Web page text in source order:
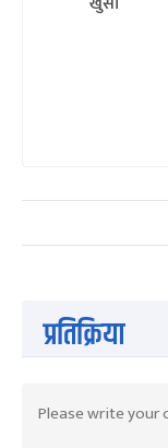
प्रतिक्रिया